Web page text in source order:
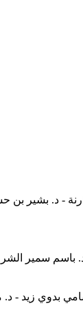
باسم سمير